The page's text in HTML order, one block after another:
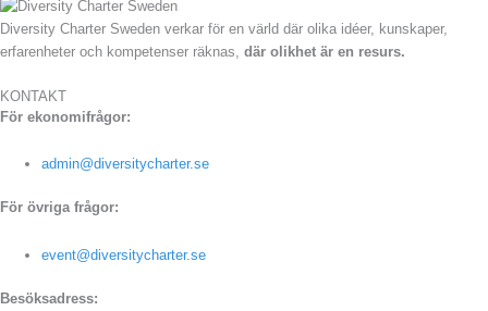
Diversity Charter Sweden verkar för en värld där olika idéer, kunskaper,
erfarenheter och kompetenser räknas, där olikhet är en resurs.
KONTAKT
För ekonomifrågor:
admin@diversitycharter.se
För övriga frågor:
event@diversitycharter.se
Besöksadress: